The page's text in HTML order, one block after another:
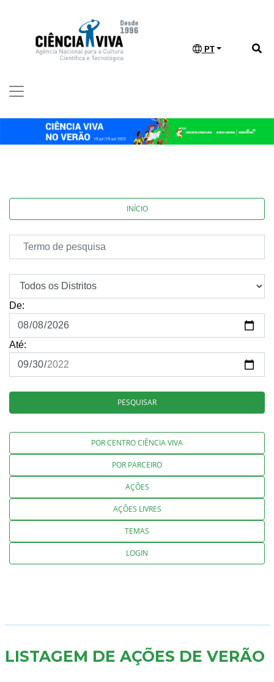
PT
INÍCIO
De:
Até:
PESQUISAR
POR CENTRO CIÊNCIA VIVA
POR PARCEIRO
AÇÕES
AÇÕES LIVRES
TEMAS
LOGIN
LISTAGEM DE AÇÕES DE VERÃO